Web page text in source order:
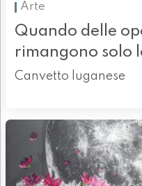
Arte
Quando delle
rimangono solo
Canvetto luganese